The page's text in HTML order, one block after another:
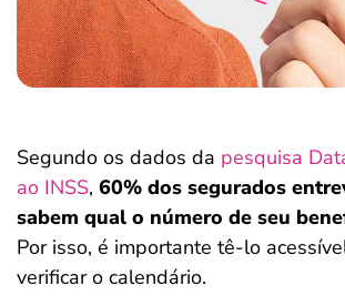
Segundo os dados da pesquisa
ao INSS, 60% dos segurados
sabem qual o número de seu
Por isso, é importante tê-lo
verificar o calendário.